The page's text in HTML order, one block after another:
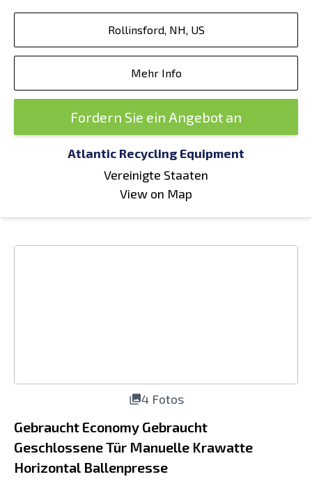
Rollinsford, NH, US
Mehr Info
Fordern Sie ein Angebot an
Atlantic Recycling Equipment
Vereinigte Staaten
View on Map
4 Fotos
Gebraucht Economy Gebraucht
Geschlossene Tür Manuelle Krawatte
Horizontal Ballenpresse